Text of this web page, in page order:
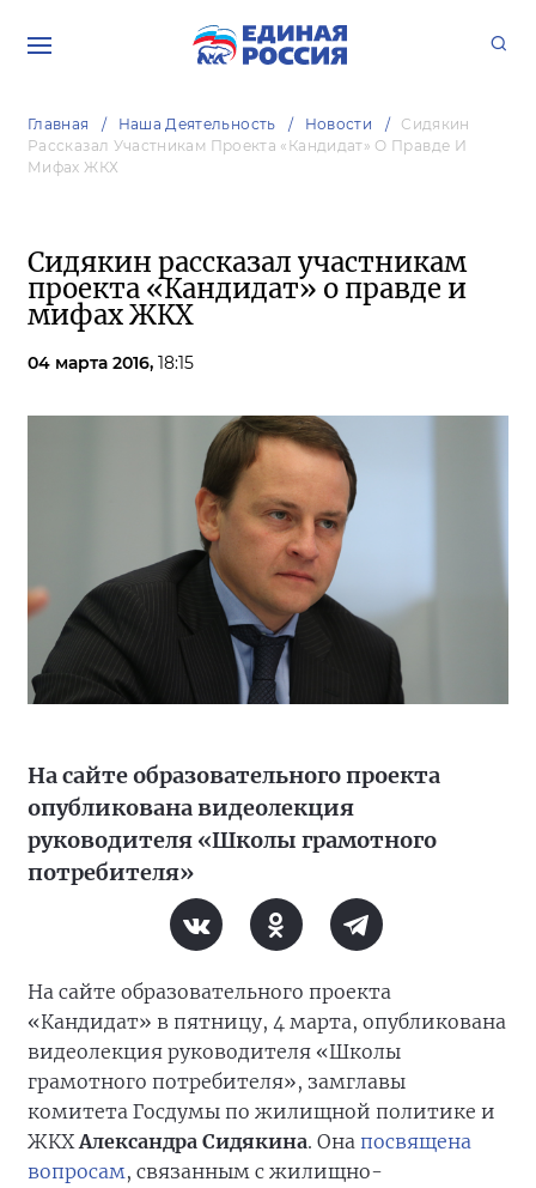
Главная Наша Деятельность Новости
Сидякин
Рассказал Участникам Проекта «Кандидат» О Правде И
Мифах ЖКХ
Сидякин рассказал участникам
проекта «Кандидат» о правде и
мифах ЖКХ
04 марта 2016, 18:15
На сайте образовательного проекта
опубликована видеолекция
руководителя «Школы грамотного
потребителя»
На сайте образовательного проекта
«Кандидат» в пятницу, 4 марта, опубликована
видеолекция руководителя «Школы
грамотного потребителя», замглавы
комитета Госдумы по жилищной политике и
ЖКХАлександра Сидякина. Она посвящена
вопросам, связанным с жилищно-